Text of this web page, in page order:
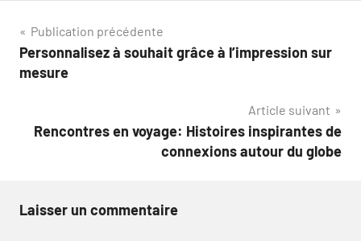
Navigation
de
Publication précédente
Personnalisez à souhait grâce à l’impression sur
mesure
Article suivant
Rencontres en voyage: Histoires inspirantes de
connexions autour du globe
Laisser un commentaire